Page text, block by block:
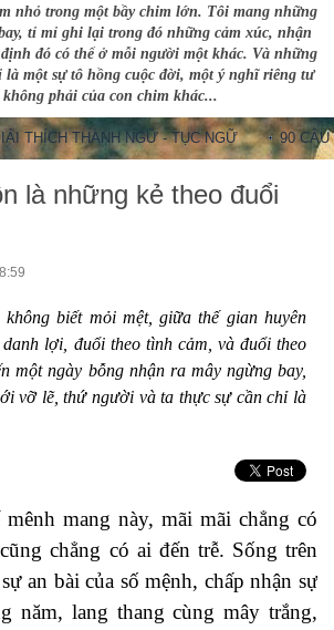
nhỏ trong một bầy chim lớn. Tôi mang những
tỉ mỉ ghi lại trong đó những cảm xúc, nhận
đó có thể ở mỗi người một khác. Và những
một sự tô hồng cuộc đời, một ý nghĩ riêng tư
phải của con chim khác...
THÀNH NGỮ - TỤC NGỮ 90 CÂU
là những kẻ theo đuổi
biết mỏi mệt, giữa thế gian huyên
lợi, đuổi theo tình cảm, và đuổi theo
một ngày bỗng nhận ra mây ngừng bay,
vỡ lẽ, thứ người và ta thực sự cần chỉ là
mang này, mãi mãi chẳng có
chẳng có ai đến trễ. Sống trên
an bài của số mệnh, chấp nhận sự
năm, lang thang cùng mây trắng,